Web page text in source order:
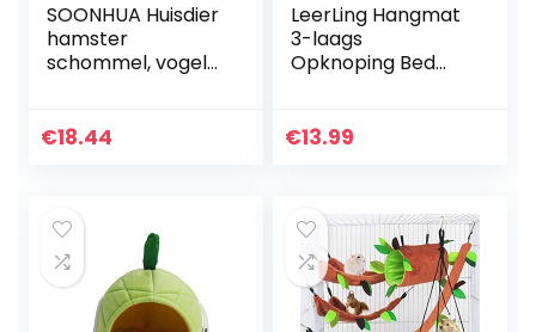
SOONHUA Huisdier
hamster
schommel, vogel
opknoping kooi
€18.44
LeerLing Hangmat
3-laags
Opknoping Bed
Haken Voor Rat
€13.99